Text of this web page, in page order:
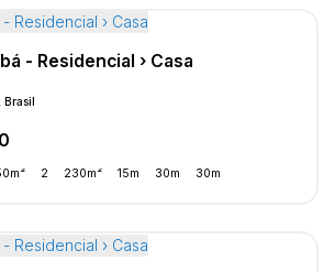
- Residencial › Casa
2 230m² 15m 30m 30m